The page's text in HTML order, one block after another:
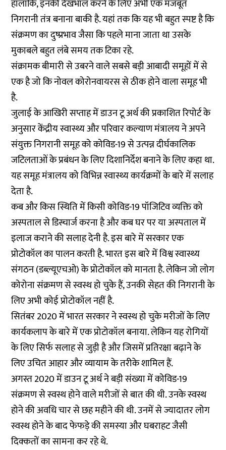
हालांकि, इनकी देखभाल करने के लिए अभी एक मजबूत
निगरानी तंत्र बनाना बाकी है. यहां तक कि यह भी बहुत स्पष्ट है कि
संक्रमण का दुष्प्रभाव जैसा कि पहले माना जाता था उसके
मुकाबले बहुत लंबे समय तक टिका रहे.
संक्रामक बीमारी से उबरने वाले सबसे बड़ी आबादी समूहों में से
एक है जो कि नोवल कोरोनवायरस से ठीक होने वाला समूह भी
है.
जुलाई के आखिरी सप्ताह में डाउन टू अर्थ की प्रकाशित रिपोर्ट के
अनुसार केंद्रीय स्वास्थ्य और परिवार कल्याण मंत्रालय ने अपने
संयुक्त निगरानी समूह को कोविड-19 से उत्पन्न दीर्घकालिक
जटिलताओं के प्रबंधन के लिए दिशानिर्देश बनाने के लिए कहा था.
यह समूह मंत्रालय को विभिन्न स्वास्थ्य कार्यक्रमों के बारे में सलाह
देता है.
कब और किस स्थिति में किसी कोविड-19 पॉजिटिव व्यक्ति को
अस्पताल से डिस्चार्ज करना है और कब घर पर या अस्पताल में
इलाज कराने की सलाह देनी है. इस बारे में सरकार एक
प्रोटोकॉल का पालन करती है. भारत इस बारे में विश्व स्वास्थ्य
संगठन (डब्ल्यूएचओ) के प्रोटोकॉल को मानता है. लेकिन जो लोग
कोरोना संक्रमण से स्वस्थ हो चुके हैं, उनकी सेहत की निगरानी के
लिए अभी कोई प्रोटोकॉल नहीं है.
सितंबर 2020 में भारत सरकार ने स्वस्थ हो चुके मरीजों के लिए
कार्यकलाप के बारे में एक प्रोटोकॉल बनाया. लेकिन यह रोगियों
के लिए सिर्फ सलाह से जुड़ी है और जिसमें प्रतिरक्षा बढ़ाने के
लिए उचित आहार और व्यायाम के तरीके शामिल हैं.
अगस्त 2020 में डाउन टू अर्थने बड़ी संख्या में कोविड-19
संक्रमण से स्वस्थ होने वाले मरीजों से बात की थी. उनके स्वस्थ
होने की अवधि चार से छह महीने की थी. उनमें से ज्यादातर लोग
स्वस्थ होने के बाद फेफड़े की समस्या और घबराहट जैसी
दिक्कतों का सामना कर रहे थे.